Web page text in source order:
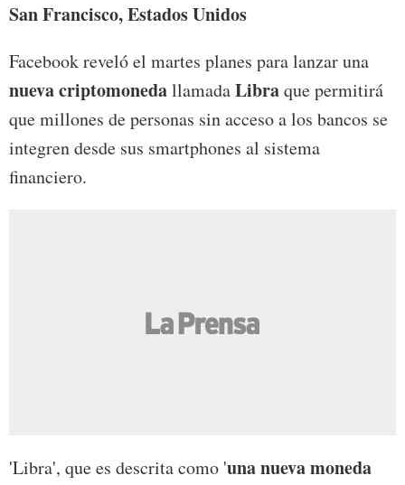
San Francisco, Estados Unidos
Facebook reveló el martes planes para lanzar una
nueva criptomonedallamadaLibraque permitirá
que millones de personas sin acceso a los bancos se
integren desde sus smartphones al sistema
financiero.
'Libra', que es descrita como 'una nueva moneda